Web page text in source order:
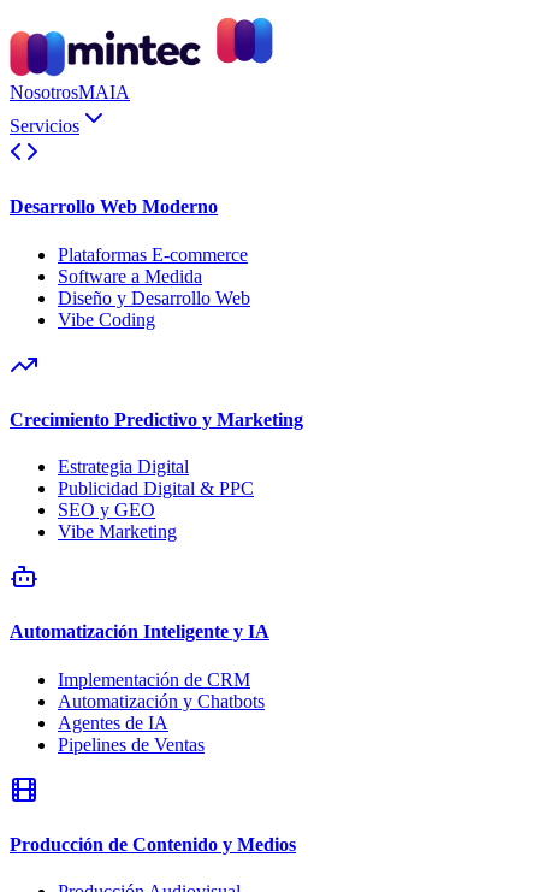
NosotrosMAIA
Servicios
Desarrollo Web Moderno
Plataformas E-commerce
Software a Medida
Diseño y Desarrollo Web
Vibe Coding
Crecimiento Predictivo y Marketing
Estrategia Digital
Publicidad Digital & PPC
SEO y GEO
Vibe Marketing
Automatización Inteligente y IA
Implementación de CRM
Automatización y Chatbots
Agentes de IA
Pipelines de Ventas
Producción de Contenido y Medios